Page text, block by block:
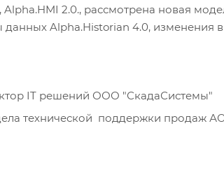
2.0., рассмотрена новая
Alpha.Historian 4.0, изменения в
IT решений ООО "СкадаСистемы"
технической поддержки продаж